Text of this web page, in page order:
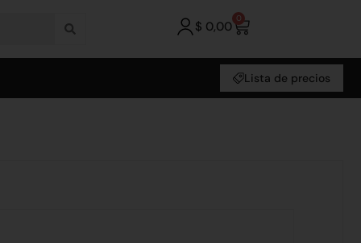
$ 0,00 0
Lista de precios